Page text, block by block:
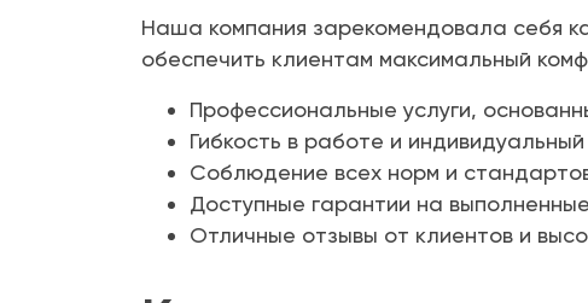
Наша компания зарекомендовала себя
обеспечить клиентам максимальный
Профессиональные услуги,
Гибкость в работе и
Соблюдение всех норм и
Доступные гарантии на
Отличные отзывы от клиентов и